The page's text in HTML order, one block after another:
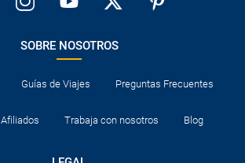
SOBRE NOSOTROS
Guías de Viajes Preguntas Frecuentes
Afiliados Trabaja con nosotros Blog